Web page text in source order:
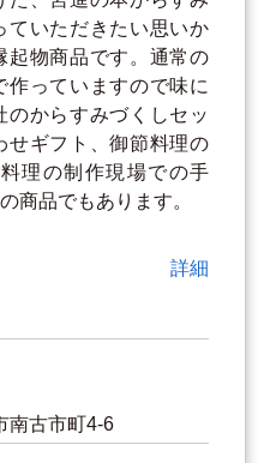
ていただきたい思いか
起物商品です。通常の
作っていますので味に
のからすみづくしセッ
せギフト、御節料理の
理の制作現場での手
商品でもあります。
詳細
南古市町4-6